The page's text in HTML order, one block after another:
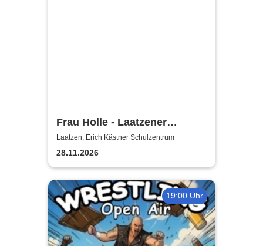
Frau Holle - Laatzener
Weihnachtsmärchen 2026
Laatzen, Erich Kästner Schulzentrum
28.11.2026
19:00 Uhr